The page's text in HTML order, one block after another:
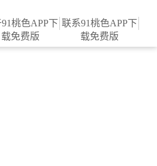
色污污污在
桃色APP下
载免费版
联系91桃色APP下
载免费版